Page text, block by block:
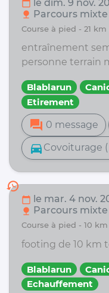
calendar_today le dim. 9 nov.
nature Parcours mixte
course à pied - 21
entraînement
personne terrain
Blablarun
Etirement
forum 0 message
directions_car Covoiturage (
history
calendar_today le mar. 4 nov.
nature Parcours mixte
course à pied - 10
footing de 10 km
Blablarun
Echauffement